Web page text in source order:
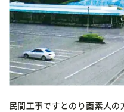
民間工事ですとのり面素人